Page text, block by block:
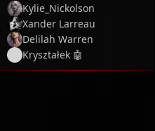
Kylie_Nickolson
Xander Larreau
Delilah Warren
Kryształek 🤖